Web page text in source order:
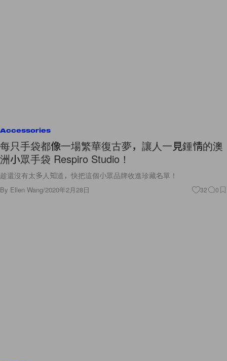
Accessories
每只手袋都像一場繁華復古夢，讓人一見鍾情的澳
洲小眾手袋 Respiro Studio！
趁還沒有太多人知道，快把這個小眾品牌收進珍藏名單！
By Ellen Wang/2020年2月28日 32 0